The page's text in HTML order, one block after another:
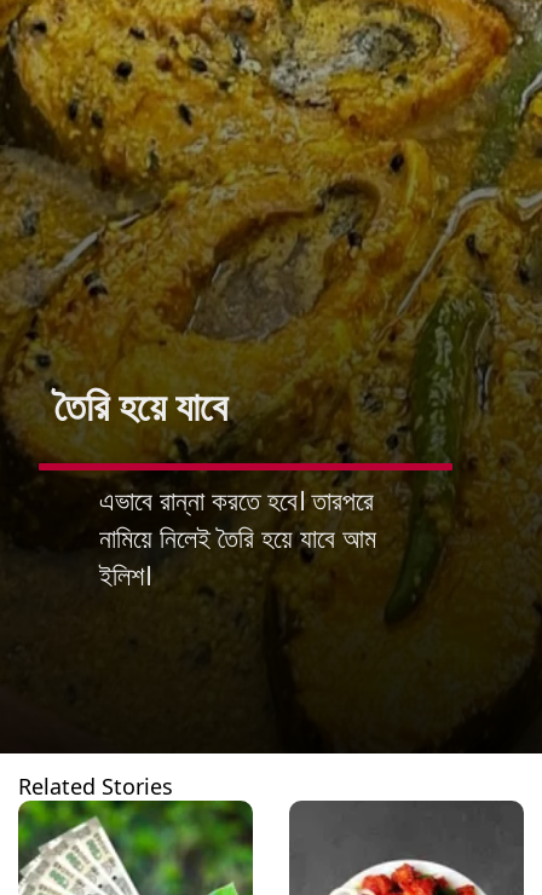
এভাবে রান্না করতে হবে। তারপরে
নামিয়ে নিলেই তৈরি হয়ে যাবে আম
ইলিশ।
তৈরি হয়ে যাবে
Related Stories